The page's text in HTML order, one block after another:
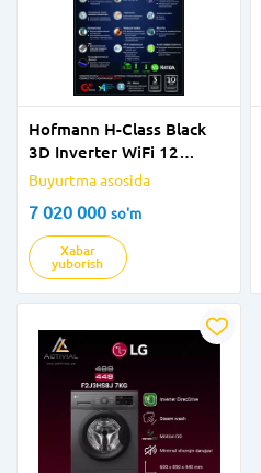
Hofmann H-Class Black
3D Inverter WiFi 12
konditsioneri
Buyurtma asosida
7 020 000 so'm
Xabar
yuborish